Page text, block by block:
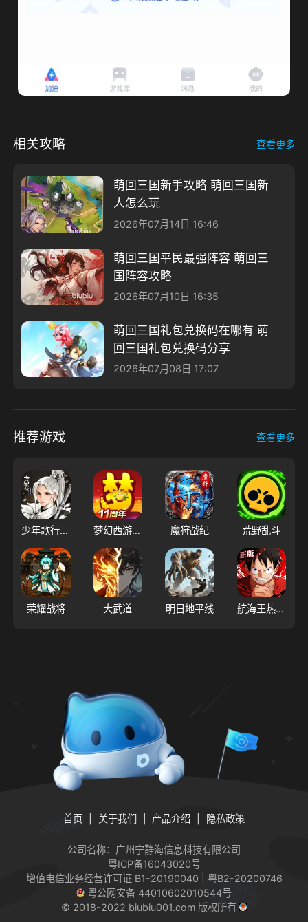
相关攻略 查看更多
萌回三国新手攻略 萌回三国新
人怎么玩
2026年07月14日 16:46
萌回三国平民最强阵容 萌回三
国阵容攻略
2026年07月10日 16:35
萌回三国礼包兑换码在哪有 萌
回三国礼包兑换码分享
2026年07月08日 17:07
推荐游戏 查看更多
少年歌行：风花雪月 梦幻西游（大陆服） 魔狩战纪 荒野乱斗
荣耀战将 大武道 明日地平线 航海王热血航线
首页 关于我们 产品介绍 隐私政策
公司名称：广州宁静海信息科技有限公司
粤ICP备16043020号
增值电信业务经营许可证 B1-20190040 | 粤B2-20200746
粤公网安备 44010602010544号
© 2018-2022 biubiu001.com 版权所有